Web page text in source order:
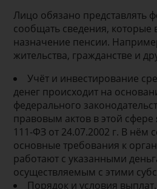
Лицо обязано представлять
сообщать сведения, которые
назначение пенсии.
жительства, гражданстве и
Учёт и инвестирование
денег происходит на
федерального
правовым актов в этой
111-ФЗ от 24.07.2002 г. В нём
основные требования к
работают с указанными
осуществляемым с этими
Порядок и условия